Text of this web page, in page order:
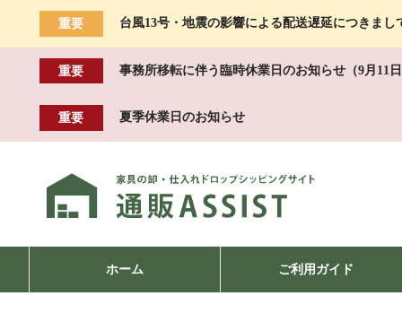
重要 台風13号・地震の影響による配送遅延につきまし
重要 事務所移転に伴う臨時休業日のお知らせ（9月11
重要 夏季休業日のお知らせ
ホーム ご利用ガイド